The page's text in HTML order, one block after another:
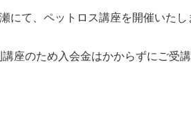
にて、ペットロス講座を開催いたし
座のため入会金はかからずにご受